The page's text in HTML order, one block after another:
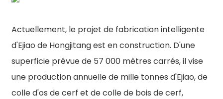
Actuellement, le projet de fabrication intelligente
d'Ejiao de Hongjitang est en construction. D'une
superficie prévue de 57 000 mètres carrés, il vise
une production annuelle de mille tonnes d'Ejiao, de
colle d'os de cerf et de colle de bois de cerf,